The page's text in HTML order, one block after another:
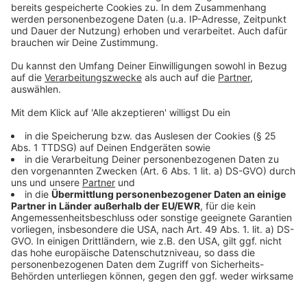
Infoveranstaltung: Hochwasserschutz in
Leverkusener SPD unterstützt Bayer-04-Campus
Quartal
Anzeige
Anzeige